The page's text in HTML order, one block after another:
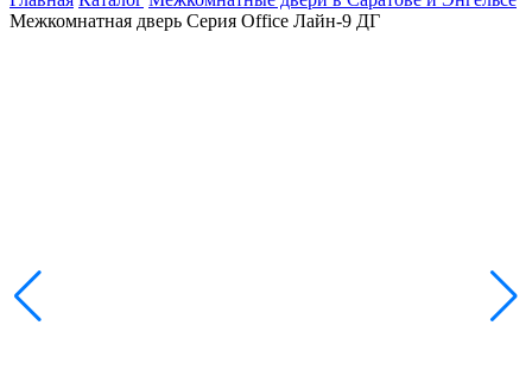
Межкомнатная дверь Серия Office Лайн-9 ДГ